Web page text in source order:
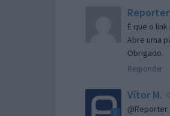
Reporter
É que o
Abre uma
Obrigado.
Responder
Vítor M.
@Reporter